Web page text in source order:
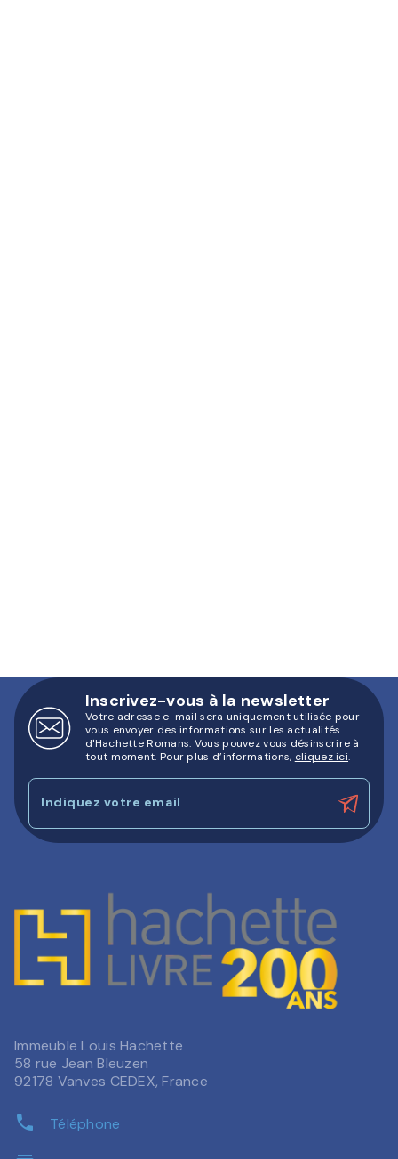
Inscrivez-vous à la newsletter
Votre adresse e-mail sera uniquement utilisée pour
vous envoyer des informations sur les actualités
d'Hachette Romans. Vous pouvez vous désinscrire à
tout moment. Pour plus d’informations, cliquez ici.
Indiquez votre email
Immeuble Louis Hachette
58 rue Jean Bleuzen
92178 Vanves CEDEX, France
phone Téléphone